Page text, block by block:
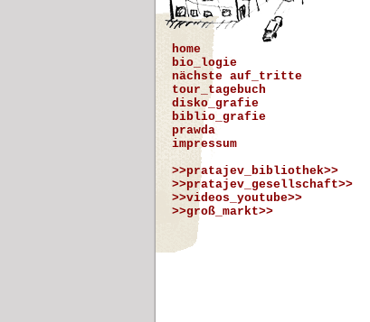
home
bio_logie
nächste auf_tritte
tour_tagebuch
disko_grafie
biblio_grafie
prawda
impressum
>>pratajev_bibliothek>>
>>pratajev_gesellschaft>>
>>videos_youtube>>
>>groß_markt>>